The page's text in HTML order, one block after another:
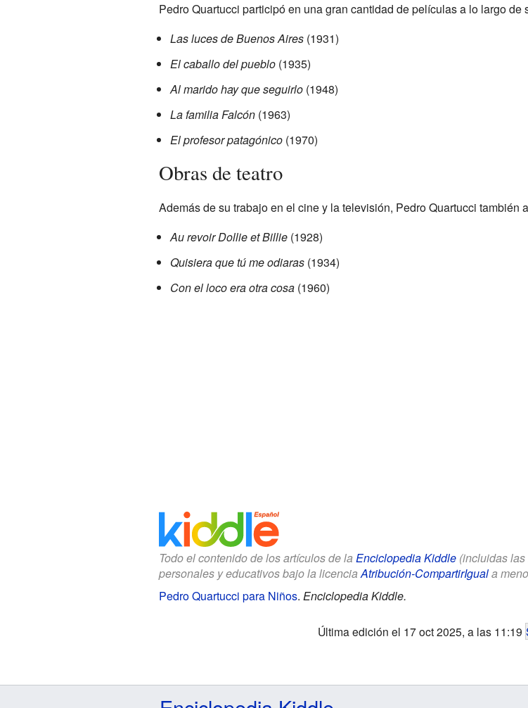
Pedro Quartucci participó en una gran cantidad de películas a lo largo
Las luces de Buenos Aires(1931)
El caballo del pueblo(1935)
Al marido hay que seguirlo(1948)
La familia Falcón(1963)
El profesor patagónico(1970)
Obras de teatro
Además de su trabajo en el cine y la televisión, Pedro Quartucci también
Au revoir Dollie et Billie(1928)
Quisiera que tú me odiaras(1934)
Con el loco era otra cosa(1960)
Todo el contenido de los artículos de la Enciclopedia Kiddle(incluidas las
personales y educativos bajo la licenciaAtribución-CompartirIguala
Pedro Quartucci para Niños. Enciclopedia Kiddle.
Última edición el 17 oct 2025, a las 11:19